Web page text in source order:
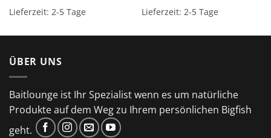
Lieferzeit: 2-5 Tage
Lieferzeit: 2-5 Tage
ÜBER UNS
Baitlounge ist Ihr Spezialist wenn es um natürliche
Produkte auf dem Weg zu Ihrem persönlichen Bigfish
geht.